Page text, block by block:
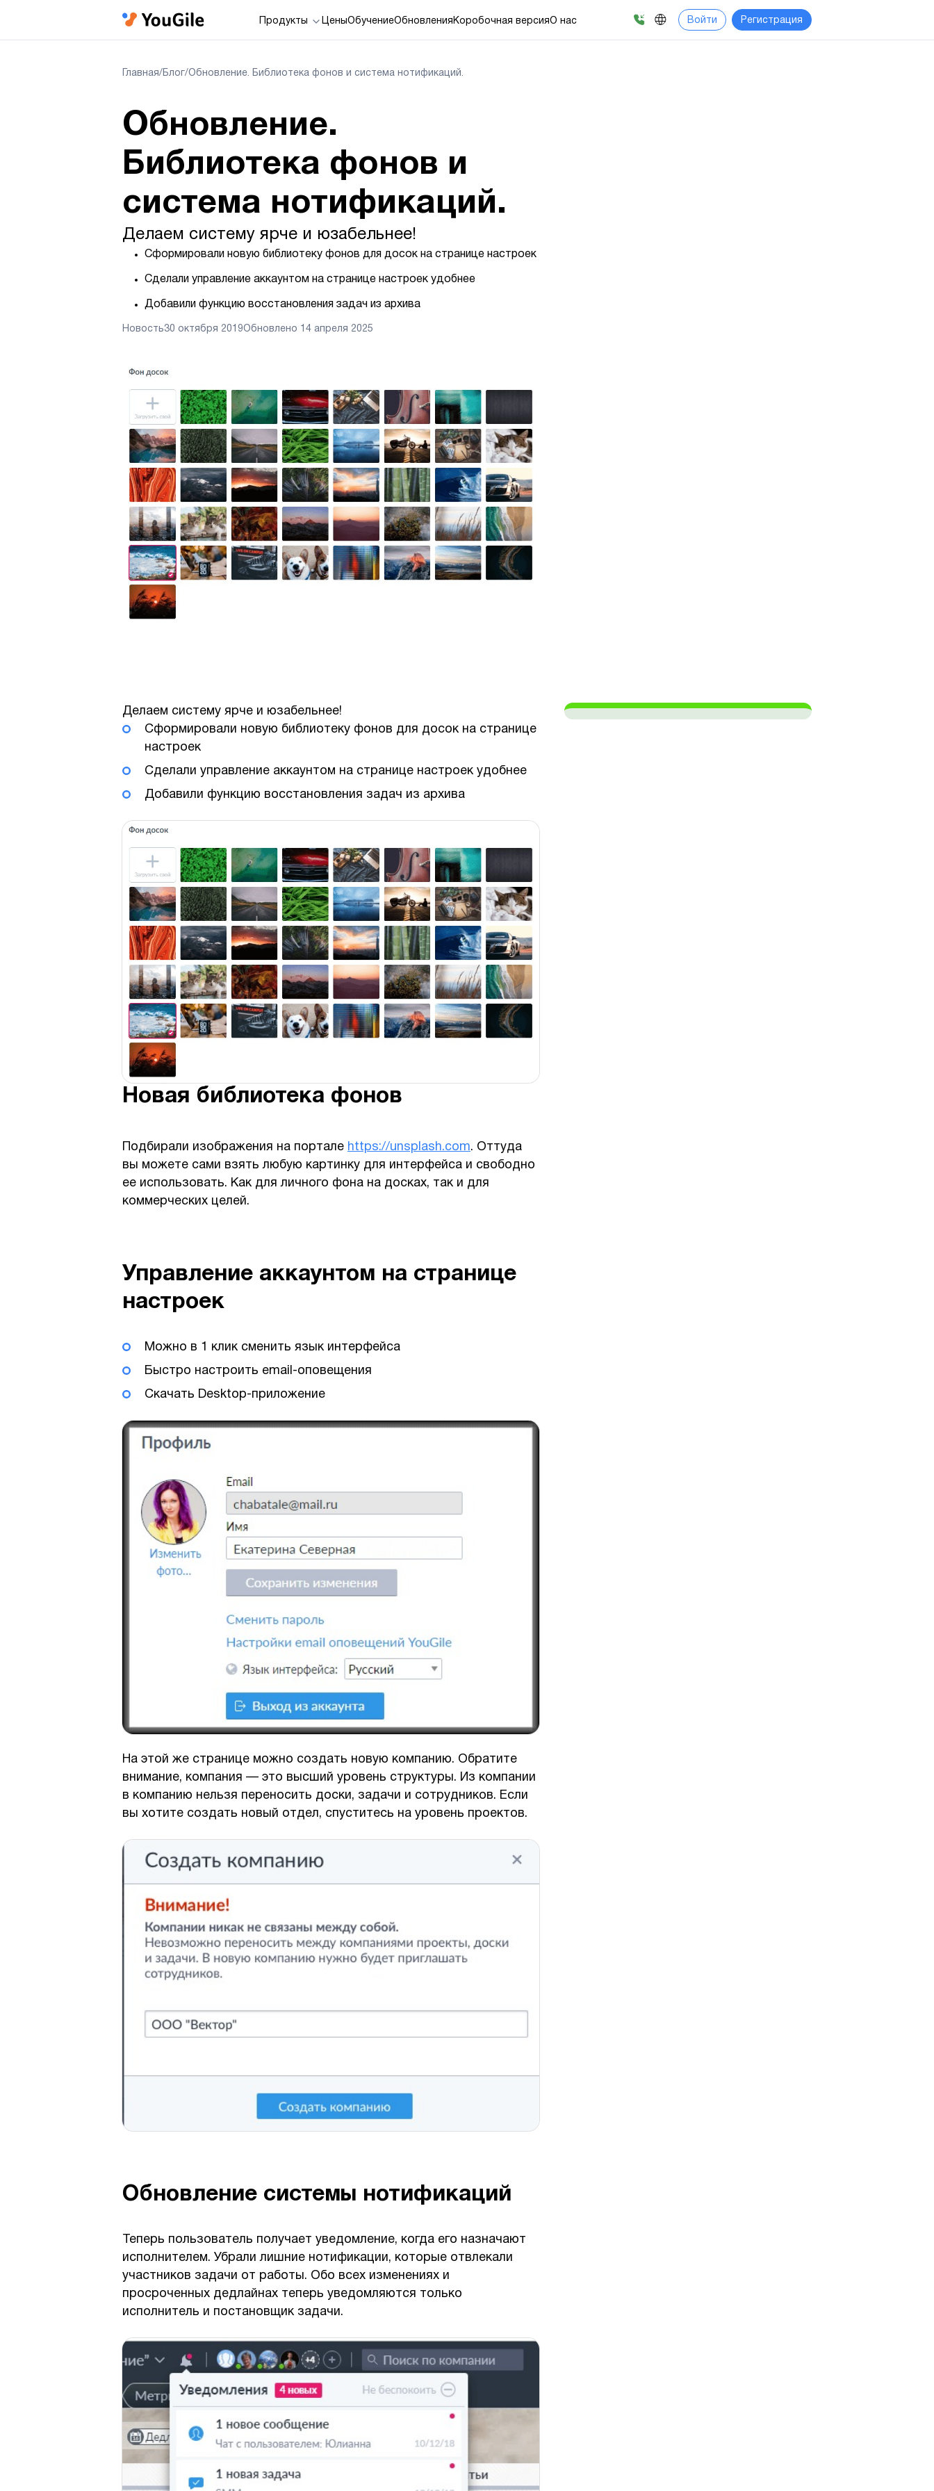
Продукты ЦеныОбучениеОбновления Коробочная версияО нас Войти Регистрация
Главная/ Блог/Обновление. Библиотека фонов и система нотификаций.
Обновление.
Библиотека фонов и
система нотификаций.
Делаем систему ярче и юзабельнее!
Сформировали новую библиотеку фонов для досок на странице настроек
Сделали управление аккаунтом на странице настроек удобнее
Добавили функцию восстановления задач из архива
Новость30 октября 2019Обновлено 14 апреля 2025
Делаем систему ярче и юзабельнее!
Сформировали новую библиотеку фонов для досок на странице
настроек
Сделали управление аккаунтом на странице настроек удобнее
Добавили функцию восстановления задач из архива
Новая библиотека фонов
Подбирали изображения на портале https://unsplash.com. Оттуда
вы можете сами взять любую картинку для интерфейса и свободно
ее использовать. Как для личного фона на досках, так и для
коммерческих целей.
Управление аккаунтом на странице
настроек
Можно в 1 клик сменить язык интерфейса
Быстро настроить email-оповещения
Скачать Desktop-приложение
На этой же странице можно создать новую компанию. Обратите
внимание, компания — это высший уровень структуры. Из компании
в компанию нельзя переносить доски, задачи и сотрудников. Если
вы хотите создать новый отдел, спуститесь на уровень проектов.
Обновление системы нотификаций
Теперь пользователь получает уведомление, когда его назначают
исполнителем. Убрали лишние нотификации, которые отвлекали
участников задачи от работы. Обо всех изменениях и
просроченных дедлайнах теперь уведомляются только
исполнитель и постановщик задачи.